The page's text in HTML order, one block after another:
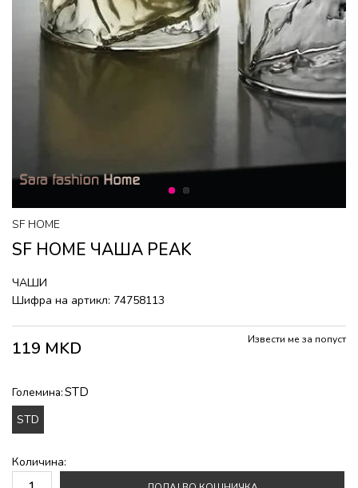
1 2
SF HOME
SF HOME ЧАША PEAK
ЧАШИ
Шифра на артикл: 74758113
119 MKD Извести ме за попуст
Големина:STD
STD
Количина: